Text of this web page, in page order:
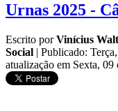
Urnas 2025 -
Escrito porVinícius
Social | Publicado:
atualização em Sexta,